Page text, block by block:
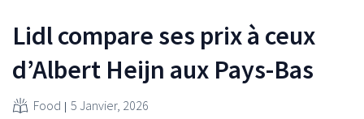
Lidl compare ses prix à ceux
d’Albert Heijn aux Pays-Bas
Food 5 Janvier, 2026